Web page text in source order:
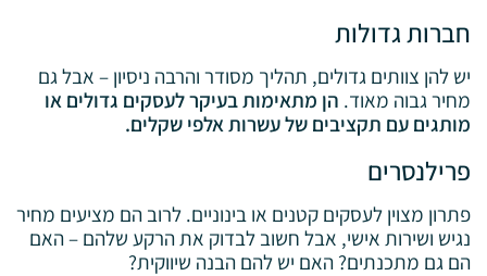
חברות גדולות
יש להן צוותים גדולים, תהליך מסודר והרבה ניסיון – אבל גם
מחיר גבוה מאוד.הן מתאימות בעיקר לעסקים גדולים או
מותגים עם תקציבים של עשרות אלפי שקלים.
פרילנסרים
פתרון מצוין לעסקים קטנים או בינוניים. לרוב הם מציעים מחיר
נגיש ושירות אישי, אבל חשוב לבדוק את הרקע שלהם – האם
הם גם מתכנתים? האם יש להם הבנה שיווקית?